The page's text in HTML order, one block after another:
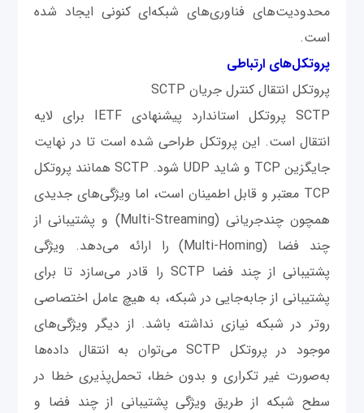
محدودیت‌های فناوری‌های شبکه‌ای کنونی ایجاد شده
است.
پروتکل‌های ارتباطی
پروتکل انتقال کنترل جریان SCTP
SCTP پروتکل استاندارد پیشنهادی IETF برای لایه
انتقال است. این پروتکل طراحی شده است تا در نهایت
جایگزین TCP و شاید UDP شود. SCTP همانند پروتکل
TCP معتبر و قابل اطمینان است، اما ویژگی‌های جدیدی
همچون چندجریانی (Multi-Streaming) و پشتیبانی از
چند فضا (Multi-Homing) را ارائه می‌دهد. ویژگی
پشتیبانی از چند فضا SCTP ‌را قادر می‌سازد تا برای
پشتیبانی از جابه‌جایی در شبکه، به هیچ عامل اختصاصی
روتر در شبکه نیازی نداشته باشد. از دیگر ویژگی‌های
موجود در پروتکل SCTP می‌توان به انتقال داده‌ها
به‌صورت غیر تکراری و بدون خطا، تحمل‌پذیری خطا در
سطح شبکه از طریق ویژگی پشتیبانی از چند فضا و